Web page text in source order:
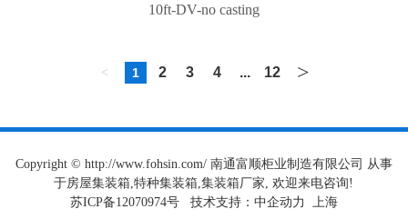
10ft-DV-no casting
< 1 2 3 4 ... 12 >
Copyright © http://www.fohsin.com/ 南通富顺柜业制造有限公司 从事
于房屋集装箱,特种集装箱,集装箱厂家, 欢迎来电咨询!
苏ICP备12070974号技术支持： 中企动力 上海